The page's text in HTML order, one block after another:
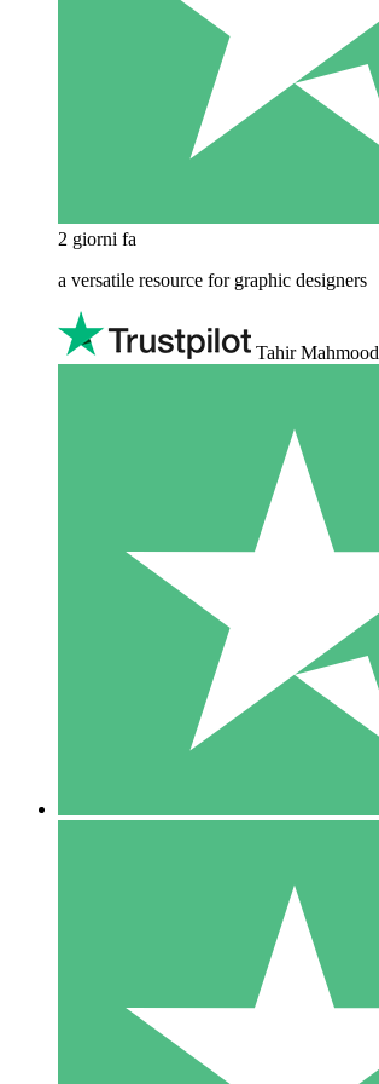
2 giorni fa
a versatile resource for graphic designers
Tahir Mahmood